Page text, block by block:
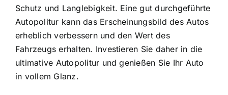
Schutz und Langlebigkeit. Eine gut durchgeführte
Autopolitur kann das Erscheinungsbild des Autos
erheblich verbessern und den Wert des
Fahrzeugs erhalten. Investieren Sie daher in die
ultimative Autopolitur und genießen Sie Ihr Auto
in vollem Glanz.